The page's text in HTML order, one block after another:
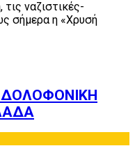
ναζιστικές-
σήμερα η «Χρυσή
ΔΟΛΟΦΟΝΙΚΗ